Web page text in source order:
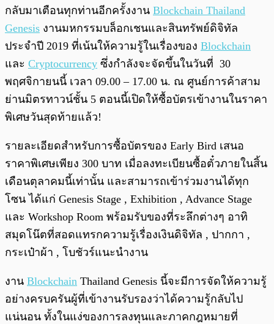
พร้อมเล่น
กลับมาเตือนทุกท่านอีกครั้งงาน Blockchain Thailand
Genesis งานมหกรรมบล็อกเชนและสินทรัพย์ดิจิทัล
ประจำปี 2019 ที่เน้นให้ความรู้ในเรื่องของ Blockchain
และ Cryptocurrency ซึ่งกำลังจะจัดขึ้นในวันที่ 30
พฤศจิกายนนี้ เวลา 09.00 – 17.00 น. ณ ศูนย์การค้าสาม
ย่านมิตรทาวน์ชั้น 5 ตอนนี้เปิดให้ซื้อบัตรเข้างานในราคา
พิเศษวันสุดท้ายแล้ว!
รายละเอียดสำหรับการซื้อบัตรของ Early Bird เสนอ
ราคาพิเศษเพียง 300 บาท เมื่อลงทะเบียนซื้อตั๋วภายในสิ้น
เดือนตุลาคมนี้เท่านั้น และสามารถเข้าร่วมงานได้ทุก
โซน ได้แก่ Genesis Stage , Exhibition , Advance Stage
และ Workshop Room พร้อมรับของที่ระลึกต่างๆ อาทิ
สมุดโน๊ตที่สอดแทรกความรู้เรื่องเงินดิจิทัล , ปากกา ,
กระเป๋าผ้า , โบชัวร์แนะนำงาน
งาน Blockchain Thailand Genesis นี้จะมีการจัดให้ความรู้
อย่างครบครันผู้ที่เข้างานรับรองว่าได้ความรู้กลับไป
แน่นอน ทั้งในแง่ของการลงทุนและภาคกฎหมายที่